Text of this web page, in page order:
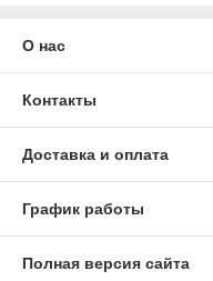
О нас
Контакты
Доставка и оплата
График работы
Полная версия сайта